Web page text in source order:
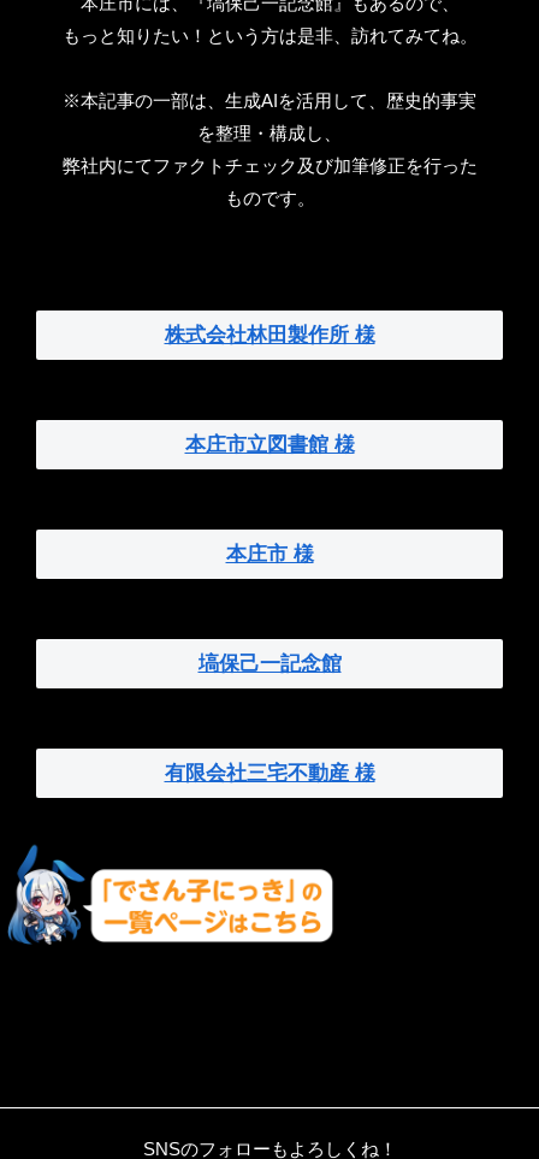
もっと知りたい！という方は是非、訪れてみてね。
※本記事の一部は、生成AIを活用して、歴史的事実
を整理・構成し、
弊社内にてファクトチェック及び加筆修正を行った
ものです。
株式会社林田製作所 様
本庄市立図書館 様
本庄市 様
塙保己一記念館
有限会社三宅不動産 様
SNSのフォローもよろしくね！